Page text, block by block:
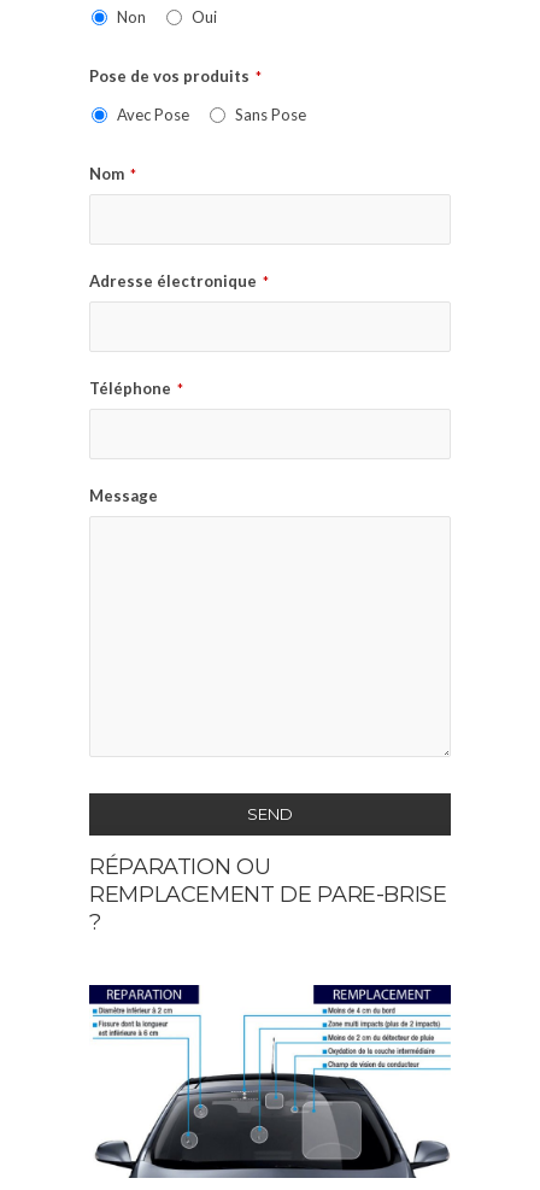
Non Oui
Pose de vos produits *
Avec Pose Sans Pose
Nom *
Adresse électronique *
Téléphone *
Message
SEND
This
field
should
left
blank
RÉPARATION OU
REMPLACEMENT DE PARE-BRISE
?